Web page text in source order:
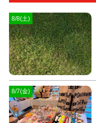
8/8(土)
8/7(金)